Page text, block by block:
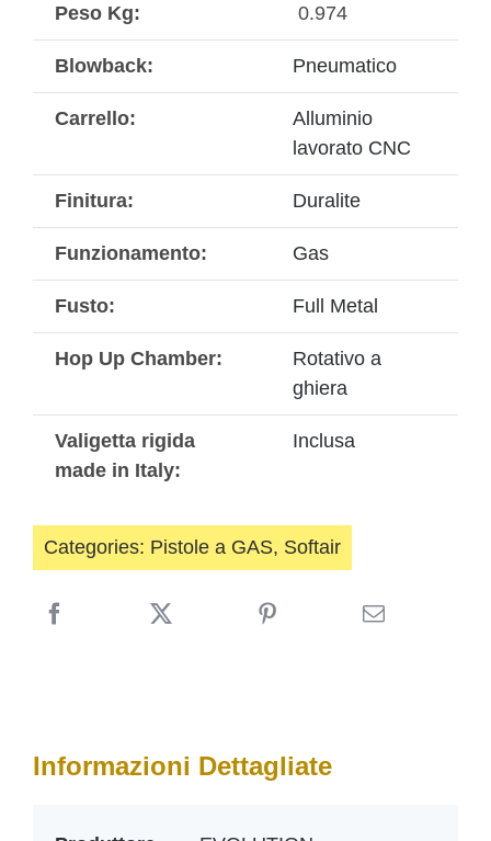
Peso Kg: 0.974
Blowback: Pneumatico
Carrello:
Alluminio
lavorato CNC
Finitura: Duralite
Funzionamento: Gas
Fusto: Full Metal
Hop Up Chamber:
Rotativo a
ghiera
Valigetta rigida
made in Italy:
Inclusa
Categories: Pistole a GAS, Softair
Informazioni Dettagliate